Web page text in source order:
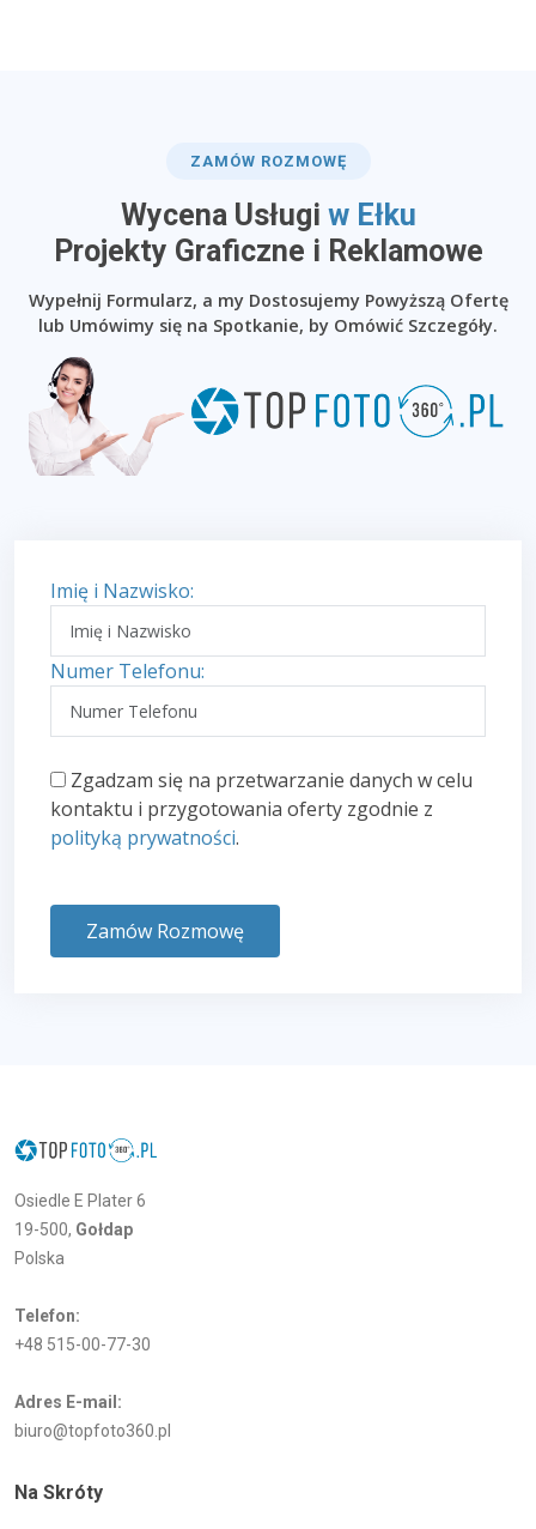
ZAMÓW ROZMOWĘ
Wycena Usługi w Ełku
​Projekty Graficzne i Reklamowe
Wypełnij Formularz, a my Dostosujemy Powyższą Ofertę
lub Umówimy się na Spotkanie, by Omówić Szczegóły.
Imię i Nazwisko:
Numer Telefonu:
Zgadzam się na przetwarzanie danych w celu
kontaktu i przygotowania oferty zgodnie z
polityką prywatności.
Zamów Rozmowę
Osiedle E Plater 6
19-500, Gołdap
Polska
Telefon:
+48 515-00-77-30
Adres E-mail:
biuro@topfoto360.pl
Na Skróty